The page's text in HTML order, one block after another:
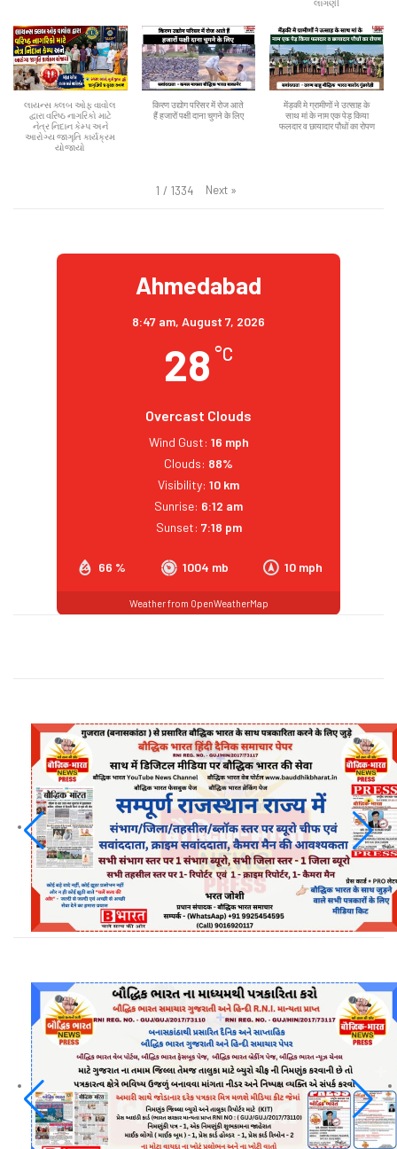
લાગણી
લાયન્સ ક્લબ ઓફ વાવોલ
દ્વારા વરિષ્ઠ નાગરિકો માટે
નેત્ર નિદાન કેમ્પ અને
આરોગ્ય જાગૃતિ કાર્યક્રમ
યોજાયો
किरण उद्योग परिसर में रोज आते
हैं हजारों पक्षी दाना चुगने के लिए
मेंड़की मे ग्रामीणों ने उत्साह के
साथ मां के नाम एक पेड़ किया
फलदार व छायादार पौधों का रोपण
1 / 1334 Next »
Ahmedabad
8:47 am, August 7, 2026
28 °C
Overcast Clouds
66 % 1004 mb 10 mph
Wind Gust: 16 mph
Clouds: 88%
Visibility: 10 km
Sunrise: 6:12 am
Sunset: 7:18 pm
Weather from OpenWeatherMap